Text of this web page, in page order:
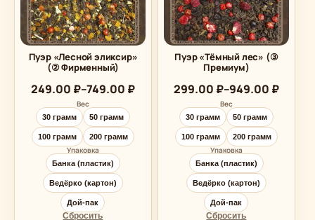
Пуэр «Лесной эликсир»
(② Фирменный)
249.00 ₽–749.00 ₽
Диапазон
цен:
249.00 ₽
–
749.00 ₽
Вес
30 грамм 50 грамм
100 грамм 200 грамм
Упаковка
Банка (пластик)
Ведёрко (картон)
Дой-пак
Сбросить
Пуэр «Тёмный лес» (③
Премиум)
299.00 ₽–949.00 ₽
Диапазон
цен:
299.00 ₽
–
949.00 ₽
Вес
30 грамм 50 грамм
100 грамм 200 грамм
Упаковка
Банка (пластик)
Ведёрко (картон)
Дой-пак
Сбросить